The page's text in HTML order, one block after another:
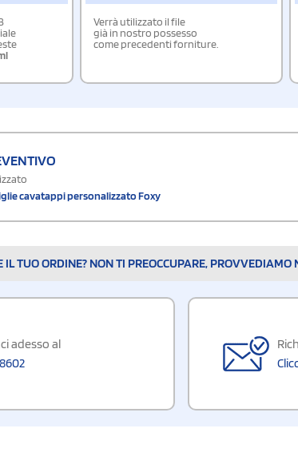
Verrà utilizzato il file
già in nostro possesso
come precedenti forniture.
cavatappi personalizzato Foxy
IL TUO ORDINE? NON TI PREOCCUPARE, PROVVEDIAMO
adesso al